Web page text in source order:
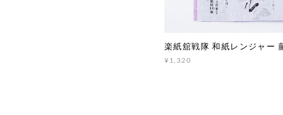
楽紙舘戦隊 和紙レンジャー
¥1,320